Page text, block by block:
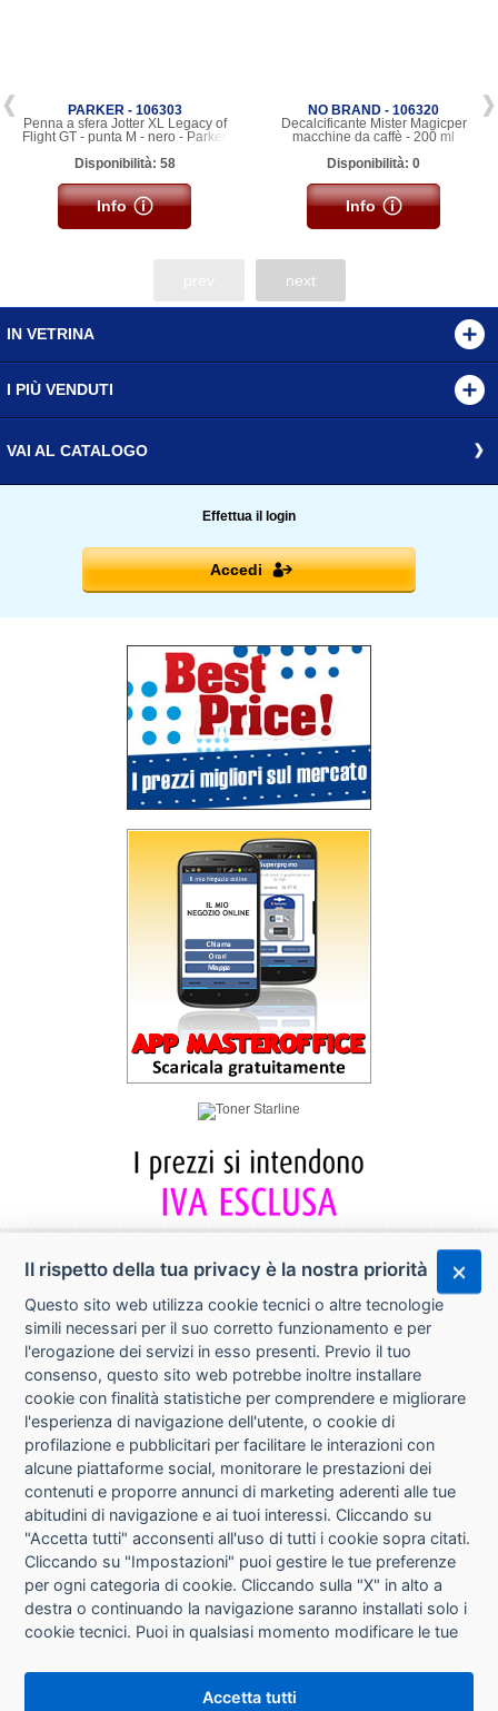
PARKER - 106303
Penna a sfera Jotter XL Legacy of
Flight GT - punta M - nero - Parker
Disponibilità: 58
Info
NO BRAND - 106320
Decalcificante Mister Magicper
macchine da caffè - 200 ml
Disponibilità: 0
Info
next
IN VETRINA
I PIÙ VENDUTI
VAI AL CATALOGO
Effettua il login
Accedi
CHI SIAMO
CONTATTI
CONDIZIONI DI VENDITA
RICHIESTA RECESSO
PRIVACY
Il rispetto della tua privacy è la nostra priorità
Questo sito web utilizza cookie tecnici o altre tecnologie
simili necessari per il suo corretto funzionamento e per
l'erogazione dei servizi in esso presenti. Previo il tuo
consenso, questo sito web potrebbe inoltre installare
cookie con finalità statistiche per comprendere e migliorare
l'esperienza di navigazione dell'utente, o cookie di
profilazione e pubblicitari per facilitare le interazioni con
alcune piattaforme social, monitorare le prestazioni dei
contenuti e proporre annunci di marketing aderenti alle tue
abitudini di navigazione e ai tuoi interessi. Cliccando su
"Accetta tutti" acconsenti all'uso di tutti i cookie sopra citati.
Cliccando su "Impostazioni" puoi gestire le tue preferenze
per ogni categoria di cookie. Cliccando sulla "X" in alto a
destra o continuando la navigazione saranno installati solo i
cookie tecnici. Puoi in qualsiasi momento modificare le tue
che si trova in fondo alle pagine del sito. Per maggiori
informazioni consulta la nostraInformativa sui cookie
Accetta tutti